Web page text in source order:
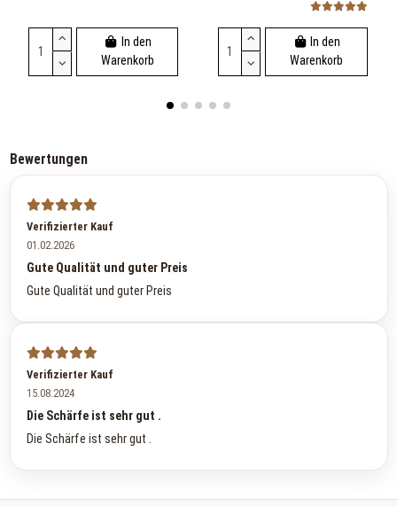
In den
Warenkorb
In den
Warenkorb
Bewertungen
Verifizierter Kauf
01.02.2026
Gute Qualität und guter Preis
Gute Qualität und guter Preis
Verifizierter Kauf
15.08.2024
Die Schärfe ist sehr gut .
Die Schärfe ist sehr gut .